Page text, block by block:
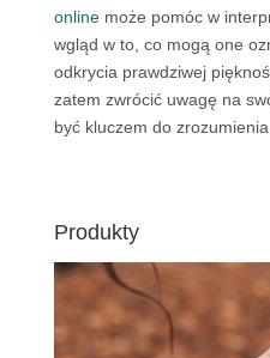
onlinemoże pomóc w
wgląd w to, co mogą one
odkrycia prawdziwej
zatem zwrócić uwagę na
być kluczem do
Produkty